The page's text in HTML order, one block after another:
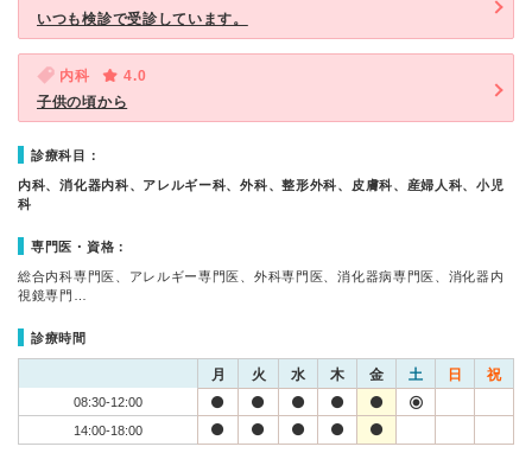
いつも検診で受診しています。
内科
4.0
子供の頃から
診療科目：
内科、消化器内科、アレルギー科、外科、整形外科、皮膚科、産婦人科、小児
科
専門医・資格：
総合内科専門医、アレルギー専門医、外科専門医、消化器病専門医、消化器内
視鏡専門…
診療時間
月 火 水 木 金 土 日 祝
08:30-12:00
14:00-18:00